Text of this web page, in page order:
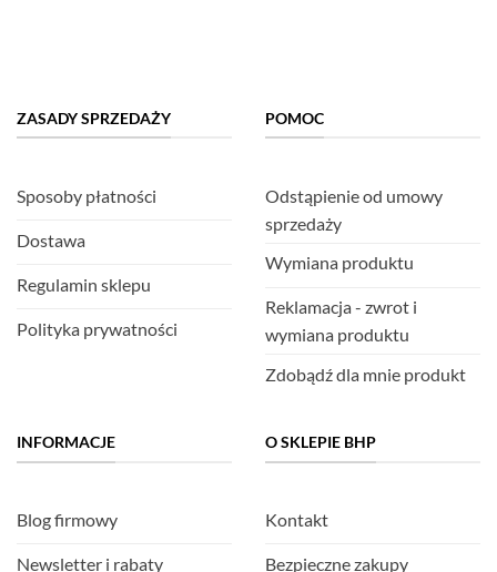
ZASADY SPRZEDAŻY
Sposoby płatności
Dostawa
Regulamin sklepu
Polityka prywatności
POMOC
Odstąpienie od umowy
sprzedaży
Wymiana produktu
Reklamacja - zwrot i
wymiana produktu
Zdobądź dla mnie produkt
INFORMACJE
Blog firmowy
Newsletter i rabaty
O SKLEPIE BHP
Kontakt
Bezpieczne zakupy